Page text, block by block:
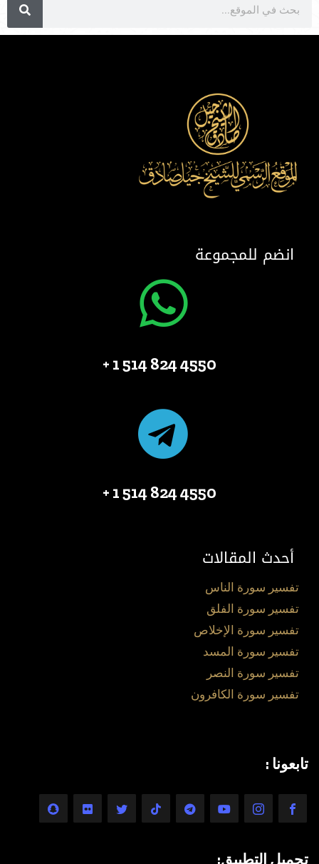
انضم للمجموعة
4550 824 514 1 +
4550 824 514 1 +
أحدث المقالات
تفسير سورة الناس
تفسير سورة الفلق
تفسير سورة الإخلاص
تفسير سورة المسد
تفسير سورة النصر
تفسير سورة الكافرون
تابعونا :
تحميل التطبيق: